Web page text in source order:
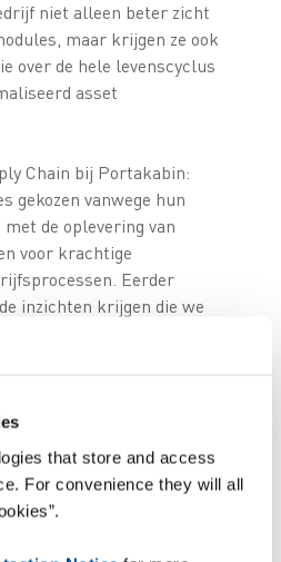
that store and access
For convenience they will all
niet alleen beter zicht
maar krijgen ze ook
over de hele levenscyclus
asset
Chain bij Portakabin:
gekozen vanwege hun
de oplevering van
voor krachtige
Eerder
inzichten krijgen die we
gegevens wel
het veel tijd en moeite
we nu volledig zicht
zelfs in de
kunnen uitbreiden”.